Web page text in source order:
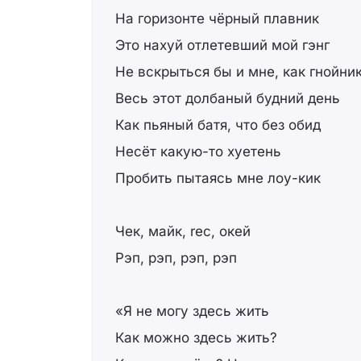
На горизонте чёрный плавник
Это нахуй отлетевший мой гэнг
Не вскрыться бы и мне, как
Весь этот долбаный будний день
Как пьяный батя, что без обид
Несёт какую-то хуетень
Пробить пытаясь мне лоу-кик
Чек, майк, rec, окей
Рэп, рэп, рэп, рэп
«Я не могу здесь жить
Как можно здесь жить?